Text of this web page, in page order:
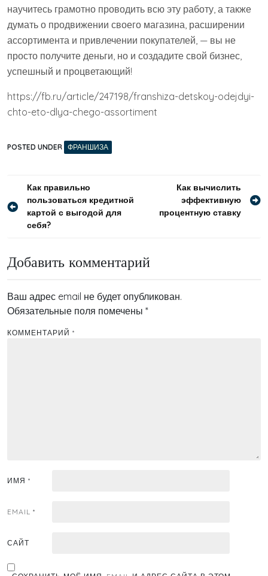
научитесь грамотно проводить всю эту работу, а также
думать о продвижении своего магазина, расширении
ассортимента и привлечении покупателей, — вы не
просто получите деньги, но и создадите свой бизнес,
успешный и процветающий!
https://fb.ru/article/247198/franshiza-detskoy-odejdyi-
chto-eto-dlya-chego-assortiment
POSTED UNDER ФРАНШИЗА
Навигация
по
записям
Как правильно
пользоваться кредитной
картой с выгодой для
себя?
Как вычислить
эффективную
процентную ставку
Добавить комментарий
Ваш адрес email не будет опубликован.
Обязательные поля помечены *
КОММЕНТАРИЙ *
ИМЯ *
EMAIL *
САЙТ